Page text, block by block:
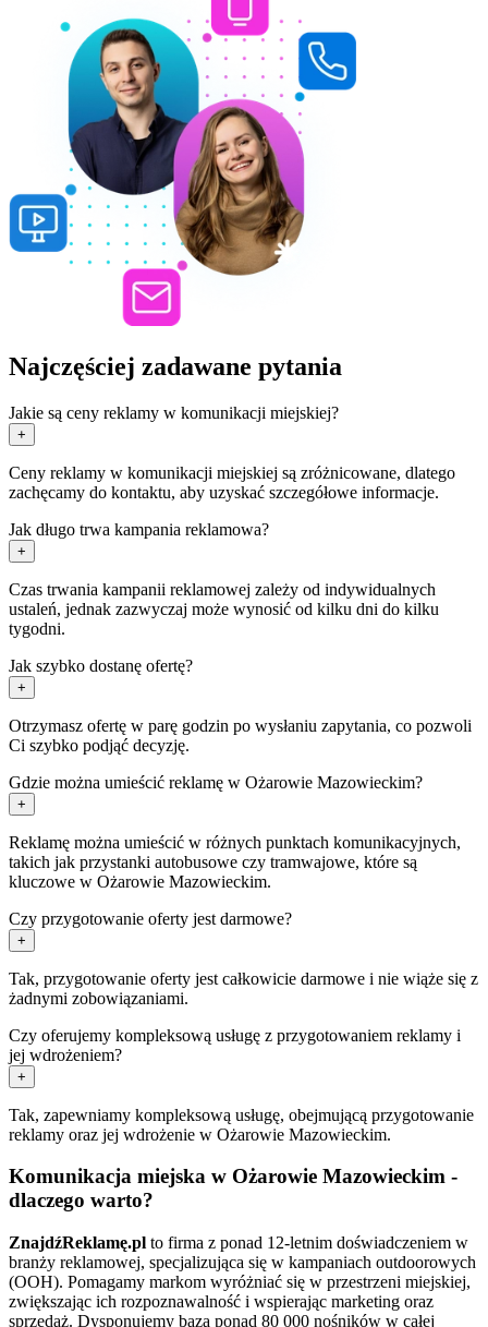
Najczęściej zadawane pytania
Jakie są ceny reklamy w komunikacji miejskiej?
+
Ceny reklamy w komunikacji miejskiej są zróżnicowane, dlatego
zachęcamy do kontaktu, aby uzyskać szczegółowe informacje.
Jak długo trwa kampania reklamowa?
+
Czas trwania kampanii reklamowej zależy od indywidualnych
ustaleń, jednak zazwyczaj może wynosić od kilku dni do kilku
tygodni.
Jak szybko dostanę ofertę?
+
Otrzymasz ofertę w parę godzin po wysłaniu zapytania, co pozwoli
Ci szybko podjąć decyzję.
Gdzie można umieścić reklamę w Ożarowie Mazowieckim?
+
Reklamę można umieścić w różnych punktach komunikacyjnych,
takich jak przystanki autobusowe czy tramwajowe, które są
kluczowe w Ożarowie Mazowieckim.
Czy przygotowanie oferty jest darmowe?
+
Tak, przygotowanie oferty jest całkowicie darmowe i nie wiąże się z
żadnymi zobowiązaniami.
Czy oferujemy kompleksową usługę z przygotowaniem reklamy i
jej wdrożeniem?
+
Tak, zapewniamy kompleksową usługę, obejmującą przygotowanie
reklamy oraz jej wdrożenie w Ożarowie Mazowieckim.
Komunikacja miejska w Ożarowie Mazowieckim -
dlaczego warto?
ZnajdźReklamę.pl to firma z ponad 12-letnim doświadczeniem w
branży reklamowej, specjalizująca się w kampaniach outdoorowych
(OOH). Pomagamy markom wyróżniać się w przestrzeni miejskiej,
zwiększając ich rozpoznawalność i wspierając marketing oraz
sprzedaż. Dysponujemy bazą ponad 80 000 nośników w całej